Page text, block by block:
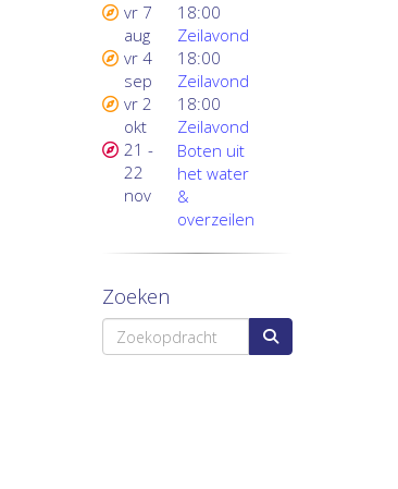
vr 7
aug
18:00
Zeilavond
vr 4
sep
18:00
Zeilavond
vr 2
okt
18:00
Zeilavond
21 -
22
nov
Boten uit
het water
&
overzeilen
Zoeken